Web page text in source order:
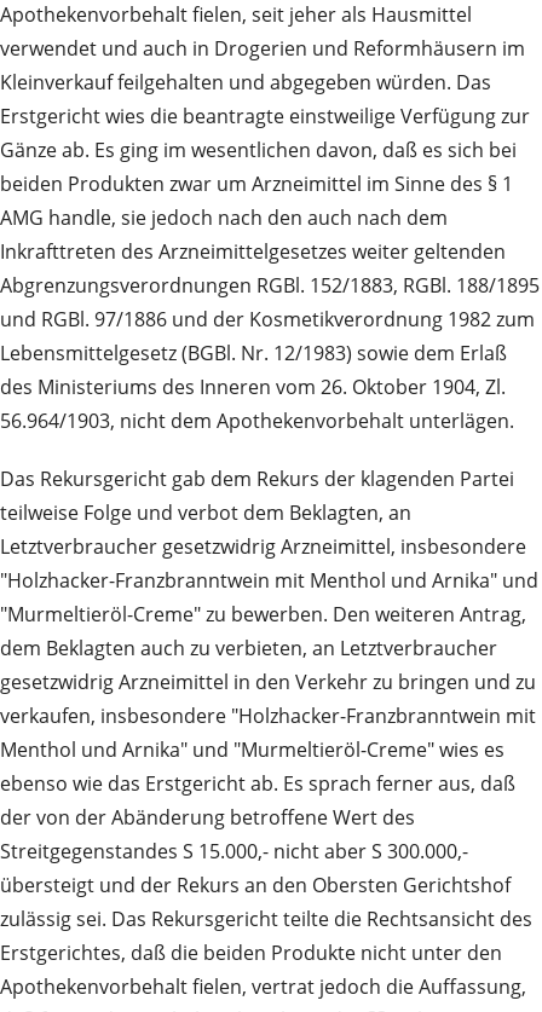
Apothekenvorbehalt fielen, seit jeher als Hausmittel
verwendet und auch in Drogerien und Reformhäusern im
Kleinverkauf feilgehalten und abgegeben würden. Das
Erstgericht wies die beantragte einstweilige Verfügung zur
Gänze ab. Es ging im wesentlichen davon, daß es sich bei
beiden Produkten zwar um Arzneimittel im Sinne des § 1
AMG handle, sie jedoch nach den auch nach dem
Inkrafttreten des Arzneimittelgesetzes weiter geltenden
Abgrenzungsverordnungen RGBl. 152/1883, RGBl. 188/1895
und RGBl. 97/1886 und der Kosmetikverordnung 1982 zum
Lebensmittelgesetz (BGBl. Nr. 12/1983) sowie dem Erlaß
des Ministeriums des Inneren vom 26. Oktober 1904, Zl.
56.964/1903, nicht dem Apothekenvorbehalt unterlägen.
Das Rekursgericht gab dem Rekurs der klagenden Partei
teilweise Folge und verbot dem Beklagten, an
Letztverbraucher gesetzwidrig Arzneimittel, insbesondere
"Holzhacker-Franzbranntwein mit Menthol und Arnika" und
"Murmeltieröl-Creme" zu bewerben. Den weiteren Antrag,
dem Beklagten auch zu verbieten, an Letztverbraucher
gesetzwidrig Arzneimittel in den Verkehr zu bringen und zu
verkaufen, insbesondere "Holzhacker-Franzbranntwein mit
Menthol und Arnika" und "Murmeltieröl-Creme" wies es
ebenso wie das Erstgericht ab. Es sprach ferner aus, daß
der von der Abänderung betroffene Wert des
Streitgegenstandes S 15.000,- nicht aber S 300.000,-
übersteigt und der Rekurs an den Obersten Gerichtshof
zulässig sei. Das Rekursgericht teilte die Rechtsansicht des
Erstgerichtes, daß die beiden Produkte nicht unter den
Apothekenvorbehalt fielen, vertrat jedoch die Auffassung,